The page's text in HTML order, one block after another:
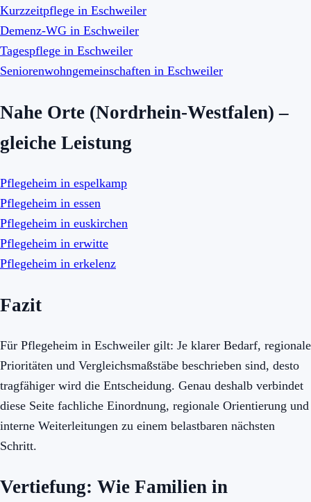
Kurzzeitpflege in Eschweiler
Demenz-WG in Eschweiler
Tagespflege in Eschweiler
Seniorenwohngemeinschaften in Eschweiler
Nahe Orte (Nordrhein-Westfalen) –
gleiche Leistung
Pflegeheim in espelkamp
Pflegeheim in essen
Pflegeheim in euskirchen
Pflegeheim in erwitte
Pflegeheim in erkelenz
Fazit
Für Pflegeheim in Eschweiler gilt: Je klarer Bedarf, regionale
Prioritäten und Vergleichsmaßstäbe beschrieben sind, desto
tragfähiger wird die Entscheidung. Genau deshalb verbindet
diese Seite fachliche Einordnung, regionale Orientierung und
interne Weiterleitungen zu einem belastbaren nächsten
Schritt.
Vertiefung: Wie Familien in